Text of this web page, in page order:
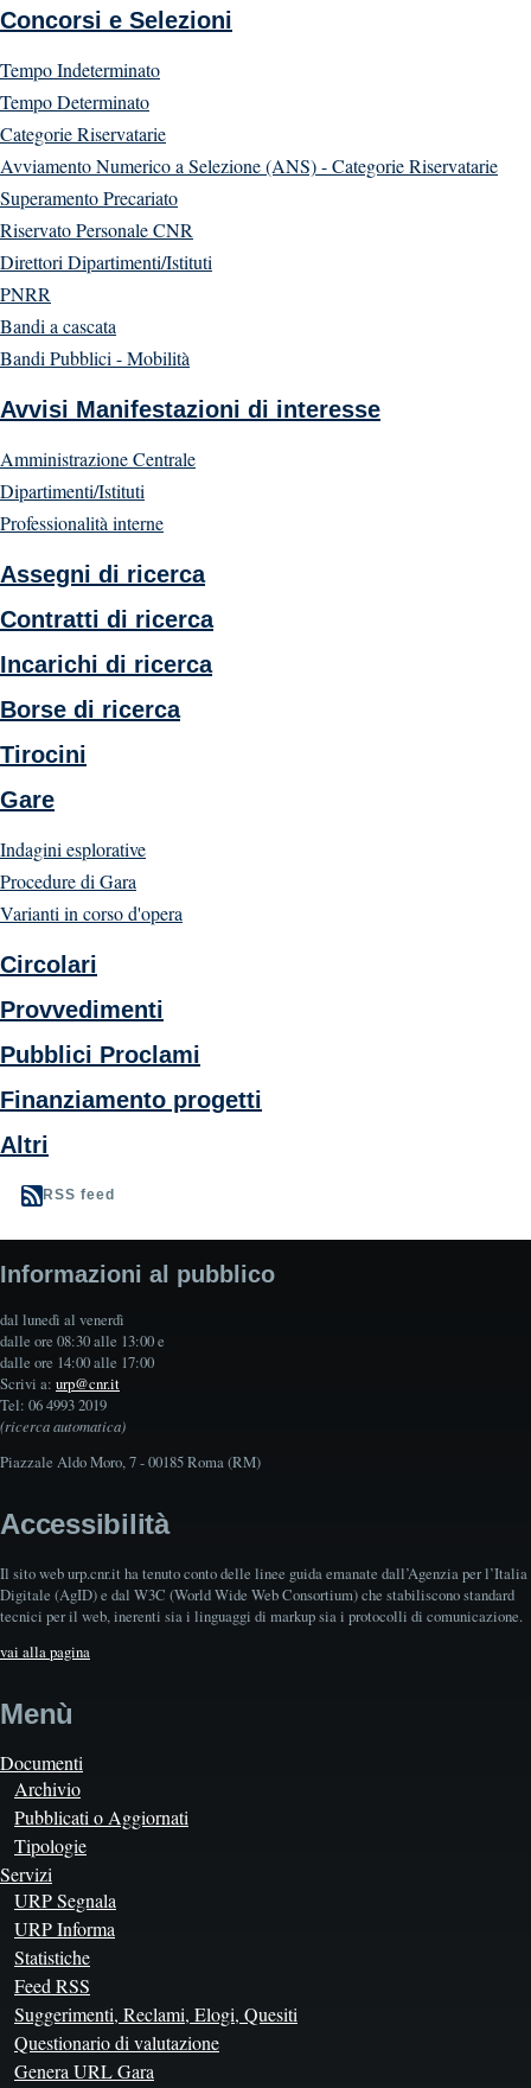
Concorsi e Selezioni
Tempo Indeterminato
Tempo Determinato
Categorie Riservatarie
Avviamento Numerico a Selezione (ANS) - Categorie Riservatarie
Superamento Precariato
Riservato Personale CNR
Direttori Dipartimenti/Istituti
PNRR
Bandi a cascata
Bandi Pubblici - Mobilità
Avvisi Manifestazioni di interesse
Amministrazione Centrale
Dipartimenti/Istituti
Professionalità interne
Assegni di ricerca
Contratti di ricerca
Incarichi di ricerca
Borse di ricerca
Tirocini
Gare
Indagini esplorative
Procedure di Gara
Varianti in corso d'opera
Circolari
Provvedimenti
Pubblici Proclami
Finanziamento progetti
Altri
RSS feed
Informazioni al pubblico
dal lunedì al venerdì
dalle ore 08:30 alle 13:00 e
dalle ore 14:00 alle 17:00
Scrivi a: urp@cnr.it
Tel: 06 4993 2019
(ricerca automatica)
Piazzale Aldo Moro, 7 - 00185 Roma (RM)
Accessibilità
Il sito web urp.cnr.it ha tenuto conto delle linee guida emanate dall’Agenzia per l’Italia
Digitale (AgID) e dal W3C (World Wide Web Consortium) che stabiliscono standard
tecnici per il web, inerenti sia i linguaggi di markup sia i protocolli di comunicazione.
vai alla pagina
Menù
Documenti
Archivio
Pubblicati o Aggiornati
Tipologie
Servizi
URP Segnala
URP Informa
Statistiche
Feed RSS
Suggerimenti, Reclami, Elogi, Quesiti
Questionario di valutazione
Genera URL Gara